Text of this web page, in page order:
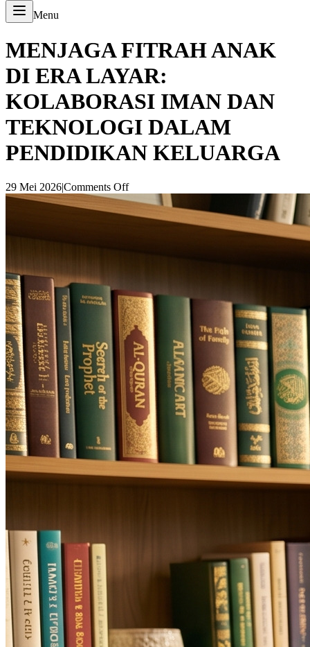
Menu
MENJAGA FITRAH ANAK
DI ERA LAYAR:
KOLABORASI IMAN DAN
TEKNOLOGI DALAM
PENDIDIKAN KELUARGA
29 Mei 2026|Comments Off